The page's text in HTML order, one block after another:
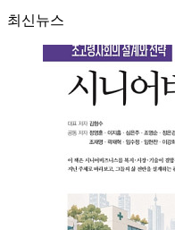
최신뉴스